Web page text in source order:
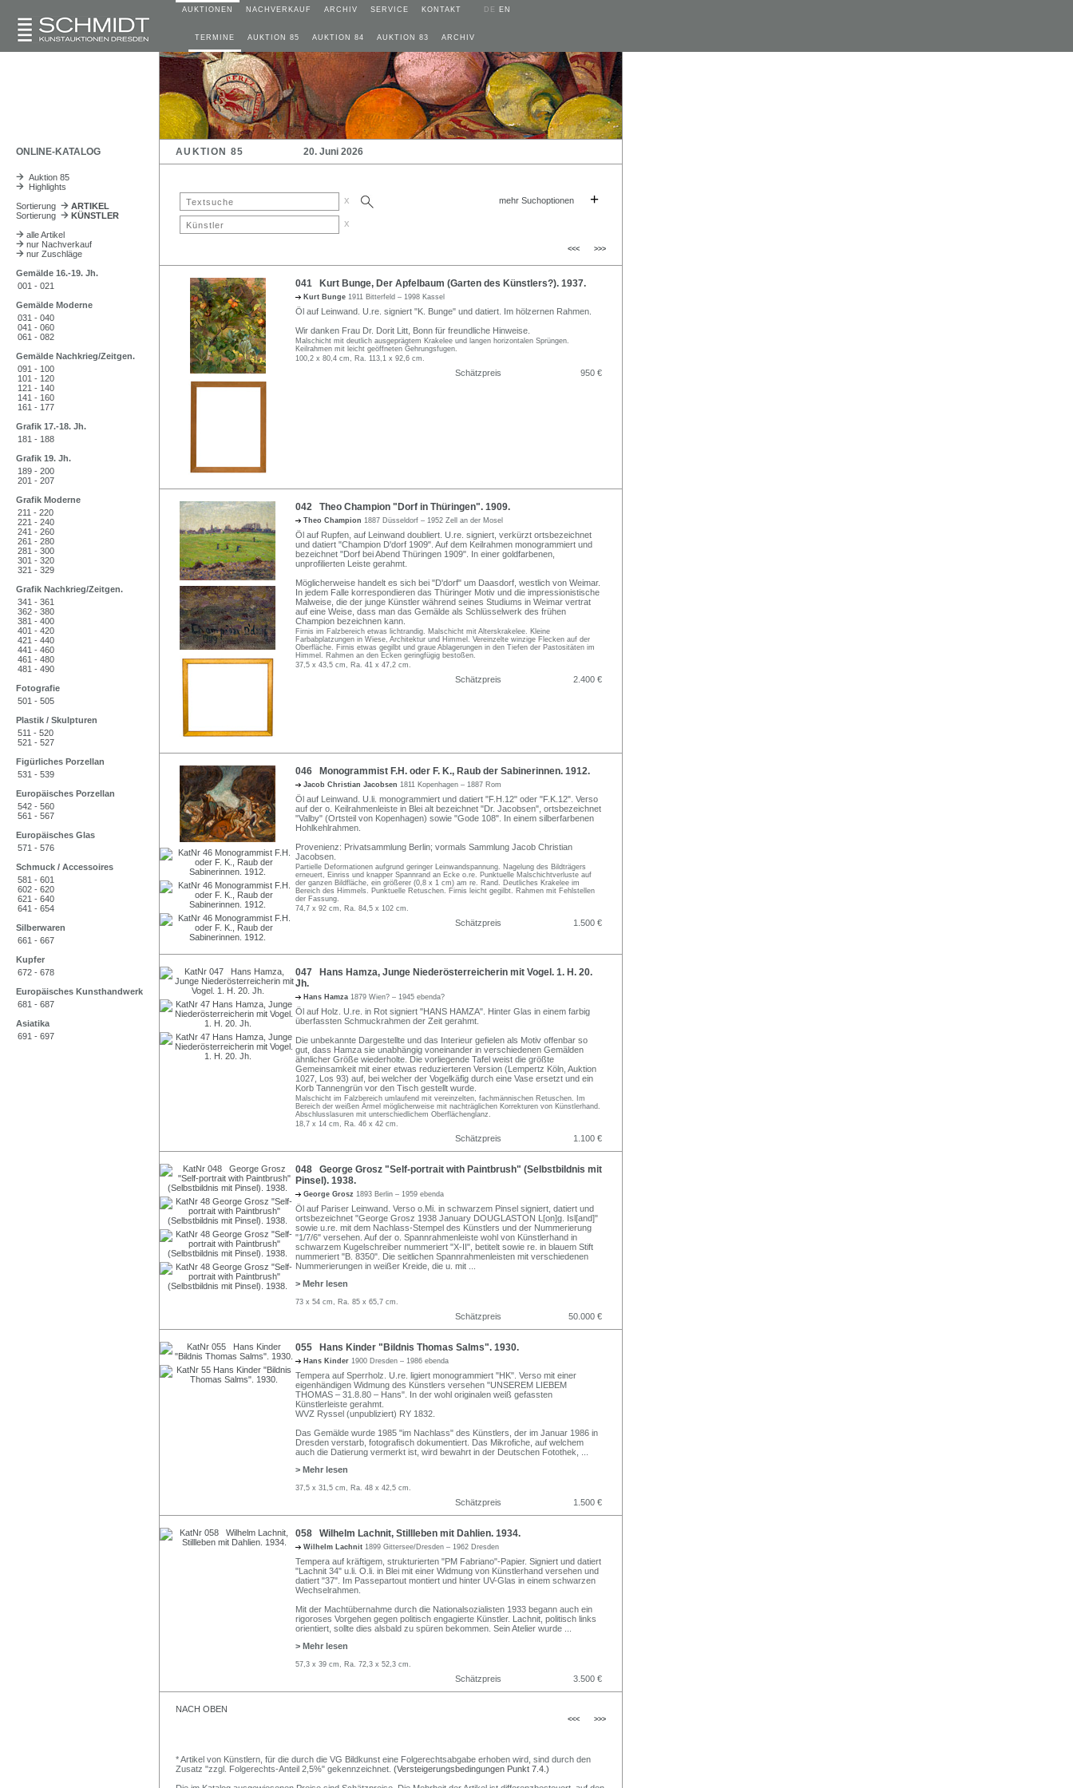
AUKTIONEN NACHVERKAUF ARCHIV SERVICE KONTAKT DE EN
TERMINE AUKTION 85 AUKTION 84 AUKTION 83 ARCHIV
ONLINE-KATALOG AUKTION 85 20. Juni 2026
Auktion 85
Highlights
Sortierung
ARTIKEL
Sortierung
KÜNSTLER
alle Artikel
nur Nachverkauf
nur Zuschläge
Gemälde 16.-19. Jh.
001 - 021
Gemälde Moderne
031 - 040
041 - 060
061 - 082
Gemälde Nachkrieg/Zeitgen.
091 - 100
101 - 120
121 - 140
141 - 160
161 - 177
Grafik 17.-18. Jh.
181 - 188
Grafik 19. Jh.
189 - 200
201 - 207
Grafik Moderne
211 - 220
221 - 240
241 - 260
261 - 280
281 - 300
301 - 320
321 - 329
Grafik Nachkrieg/Zeitgen.
341 - 361
362 - 380
381 - 400
401 - 420
421 - 440
441 - 460
461 - 480
481 - 490
Fotografie
501 - 505
Plastik / Skulpturen
511 - 520
521 - 527
Figürliches Porzellan
531 - 539
Europäisches Porzellan
542 - 560
561 - 567
Europäisches Glas
571 - 576
Schmuck / Accessoires
581 - 601
602 - 620
621 - 640
641 - 654
Silberwaren
661 - 667
Kupfer
672 - 678
Europäisches Kunsthandwerk
681 - 687
Asiatika
691 - 697
x mehr Suchoptionen +
x
<<< >>>
041 Kurt Bunge, Der Apfelbaum (Garten des Künstlers?). 1937.
Kurt Bunge 1911 Bitterfeld – 1998 Kassel
Öl auf Leinwand. U.re. signiert "K. Bunge" und datiert. Im hölzernen Rahmen.
Wir danken Frau Dr. Dorit Litt, Bonn für freundliche Hinweise.
Malschicht mit deutlich ausgeprägtem Krakelee und langen horizontalen Sprüngen.
Keilrahmen mit leicht geöffneten Gehrungsfugen.
100,2 x 80,4 cm, Ra. 113,1 x 92,6 cm.
Schätzpreis 950 €
042 Theo Champion "Dorf in Thüringen". 1909.
Theo Champion 1887 Düsseldorf – 1952 Zell an der Mosel
Öl auf Rupfen, auf Leinwand doubliert. U.re. signiert, verkürzt ortsbezeichnet
und datiert "Champion D'dorf 1909". Auf dem Keilrahmen monogrammiert und
bezeichnet "Dorf bei Abend Thüringen 1909". In einer goldfarbenen,
unprofilierten Leiste gerahmt.
Möglicherweise handelt es sich bei "D'dorf" um Daasdorf, westlich von Weimar.
In jedem Falle korrespondieren das Thüringer Motiv und die impressionistische
Malweise, die der junge Künstler während seines Studiums in Weimar vertrat
auf eine Weise, dass man das Gemälde als Schlüsselwerk des frühen
Champion bezeichnen kann.
Firnis im Falzbereich etwas lichtrandig. Malschicht mit Alterskrakelee. Kleine
Farbabplatzungen in Wiese, Architektur und Himmel. Vereinzelte winzige Flecken auf der
Oberfläche. Firnis etwas gegilbt und graue Ablagerungen in den Tiefen der Pastositäten im
Himmel. Rahmen an den Ecken geringfügig bestoßen.
37,5 x 43,5 cm, Ra. 41 x 47,2 cm.
Schätzpreis 2.400 €
046 Monogrammist F.H. oder F. K., Raub der Sabinerinnen. 1912.
Jacob Christian Jacobsen 1811 Kopenhagen – 1887 Rom
Öl auf Leinwand. U.li. monogrammiert und datiert "F.H.12" oder "F.K.12". Verso
auf der o. Keilrahmenleiste in Blei alt bezeichnet "Dr. Jacobsen", ortsbezeichnet
"Valby" (Ortsteil von Kopenhagen) sowie "Gode 108". In einem silberfarbenen
Hohlkehlrahmen.
Provenienz: Privatsammlung Berlin; vormals Sammlung Jacob Christian
Jacobsen.
Partielle Deformationen aufgrund geringer Leinwandspannung. Nagelung des Bildträgers
erneuert, Einriss und knapper Spannrand an Ecke o.re. Punktuelle Malschichtverluste auf
der ganzen Bildfläche, ein größerer (0,8 x 1 cm) am re. Rand. Deutliches Krakelee im
Bereich des Himmels. Punktuelle Retuschen. Firnis leicht gegilbt. Rahmen mit Fehlstellen
der Fassung.
74,7 x 92 cm, Ra. 84,5 x 102 cm.
Schätzpreis 1.500 €
047 Hans Hamza, Junge Niederösterreicherin mit Vogel. 1. H. 20.
Jh.
Hans Hamza 1879 Wien? – 1945 ebenda?
Öl auf Holz. U.re. in Rot signiert "HANS HAMZA". Hinter Glas in einem farbig
überfassten Schmuckrahmen der Zeit gerahmt.
Die unbekannte Dargestellte und das Interieur gefielen als Motiv offenbar so
gut, dass Hamza sie unabhängig voneinander in verschiedenen Gemälden
ähnlicher Größe wiederholte. Die vorliegende Tafel weist die größte
Gemeinsamkeit mit einer etwas reduzierteren Version (Lempertz Köln, Auktion
1027, Los 93) auf, bei welcher der Vogelkäfig durch eine Vase ersetzt und ein
Korb Tannengrün vor den Tisch gestellt wurde.
Malschicht im Falzbereich umlaufend mit vereinzelten, fachmännischen Retuschen. Im
Bereich der weißen Ärmel möglicherweise mit nachträglichen Korrekturen von Künstlerhand.
Abschlusslasuren mit unterschiedlichem Oberflächenglanz.
18,7 x 14 cm, Ra. 46 x 42 cm.
Schätzpreis 1.100 €
048 George Grosz "Self-portrait with Paintbrush" (Selbstbildnis mit
Pinsel). 1938.
George Grosz 1893 Berlin – 1959 ebenda
Öl auf Pariser Leinwand. Verso o.Mi. in schwarzem Pinsel signiert, datiert und
ortsbezeichnet "George Grosz 1938 January DOUGLASTON L[on]g. Isl[and]"
sowie u.re. mit dem Nachlass-Stempel des Künstlers und der Nummerierung
"1/7/6" versehen. Auf der o. Spannrahmenleiste wohl von Künstlerhand in
schwarzem Kugelschreiber nummeriert "X-II", betitelt sowie re. in blauem Stift
nummeriert "B. 8350". Die seitlichen Spannrahmenleisten mit verschiedenen
Nummerierungen in weißer Kreide, die u. mit
> Mehr lesen
73 x 54 cm, Ra. 85 x 65,7 cm.
Schätzpreis 50.000 €
055 Hans Kinder "Bildnis Thomas Salms". 1930.
Hans Kinder 1900 Dresden – 1986 ebenda
Tempera auf Sperrholz. U.re. ligiert monogrammiert "HK". Verso mit einer
eigenhändigen Widmung des Künstlers versehen "UNSEREM LIEBEM
THOMAS – 31.8.80 – Hans". In der wohl originalen weiß gefassten
Künstlerleiste gerahmt.
WVZ Ryssel (unpubliziert) RY 1832.
Das Gemälde wurde 1985 "im Nachlass" des Künstlers, der im Januar 1986 in
Dresden verstarb, fotografisch dokumentiert. Das Mikrofiche, auf welchem
auch die Datierung vermerkt ist, wird bewahrt in der Deutschen Fotothek,
> Mehr lesen
37,5 x 31,5 cm, Ra. 48 x 42,5 cm.
Schätzpreis 1.500 €
058 Wilhelm Lachnit, Stillleben mit Dahlien. 1934.
Wilhelm Lachnit 1899 Gittersee/Dresden – 1962 Dresden
Tempera auf kräftigem, strukturierten "PM Fabriano"-Papier. Signiert und datiert
"Lachnit 34" u.li. O.li. in Blei mit einer Widmung von Künstlerhand versehen und
datiert "37". Im Passepartout montiert und hinter UV-Glas in einem schwarzen
Wechselrahmen.
Mit der Machtübernahme durch die Nationalsozialisten 1933 begann auch ein
rigoroses Vorgehen gegen politisch engagierte Künstler. Lachnit, politisch links
orientiert, sollte dies alsbald zu spüren bekommen. Sein Atelier wurde
> Mehr lesen
57,3 x 39 cm, Ra. 72,3 x 52,3 cm.
Schätzpreis 3.500 €
NACH OBEN
<<< >>>
* Artikel von Künstlern, für die durch die VG Bildkunst eine Folgerechtsabgabe erhoben wird, sind durch den
Zusatz "zzgl. Folgerechts-Anteil 2,5%" gekennzeichnet. (Versteigerungsbedingungen Punkt 7.4.)